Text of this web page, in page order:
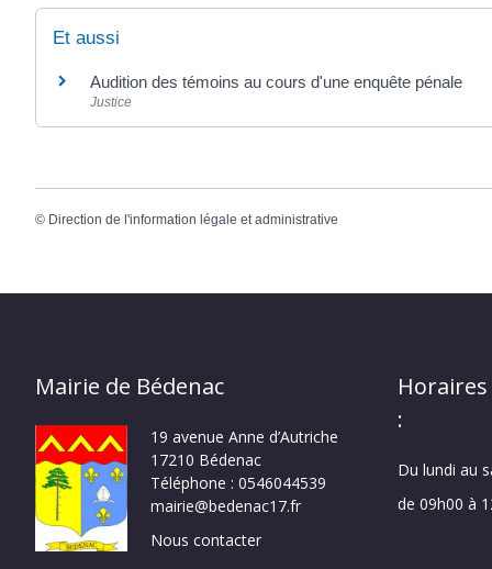
Et aussi
Audition des témoins au cours d'une enquête pénale
Justice
© Direction de l'information légale et administrative
Mairie de Bédenac
19 avenue Anne d’Autriche
17210 Bédenac
Téléphone : 0546044539
mairie@bedenac17.fr
Nous contacter
:
Du lundi au
de 09h00 à